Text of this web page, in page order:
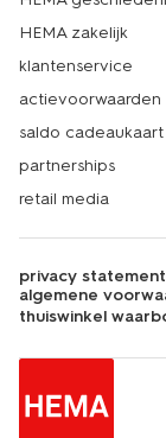
HEMA zakelijk
klantenservice
actievoorwaarden
saldo
partnerships
retail media
privacy statement
algemene
thuiswinkel